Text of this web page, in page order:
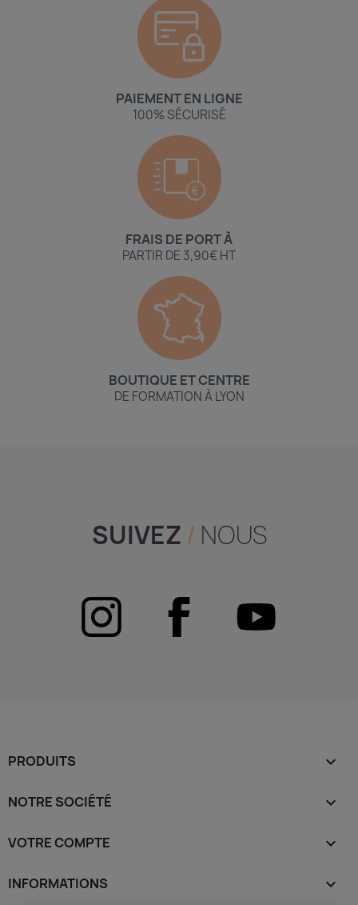
PAIEMENT EN LIGNE
100% SÉCURISÉ
FRAIS DE PORT À
PARTIR DE 3,90€ HT
BOUTIQUE ET CENTRE
DE FORMATION À LYON
SUIVEZ / NOUS
PRODUITS 
NOTRE SOCIÉTÉ 
VOTRE COMPTE 
INFORMATIONS keyboard_arrow_down